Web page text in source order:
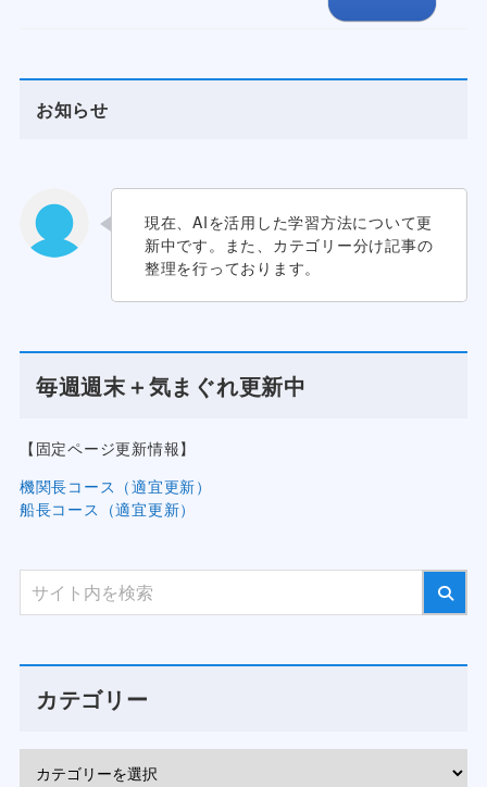
お知らせ
現在、AIを活用した学習方法について更
新中です。また、カテゴリー分け記事の
整理を行っております。
毎週週末＋気まぐれ更新中
【固定ページ更新情報】
機関長コース（適宜更新）
船長コース（適宜更新）
カテゴリー